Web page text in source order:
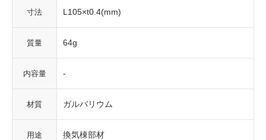
寸法 L105×t0.4(mm)
質量 64g
内容量 -
材質 ガルバリウム
用途 換気棟部材